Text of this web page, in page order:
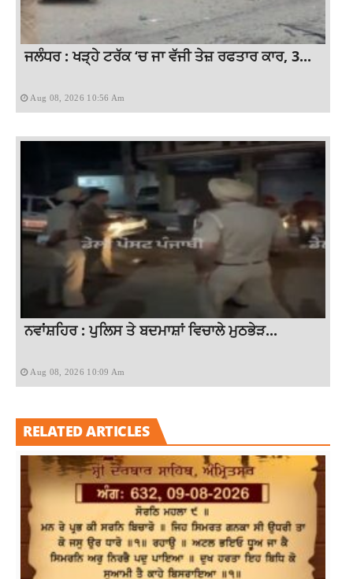
ਜਲੰਧਰ : ਖੜ੍ਹੇ ਟਰੱਕ ‘ਚ ਜਾ ਵੱਜੀ ਤੇਜ਼ ਰਫਤਾਰ ਕਾਰ, 3...
Aug 08, 2026 10:56 Am
ਨਵਾਂਸ਼ਹਿਰ : ਪੁਲਿਸ ਤੇ ਬਦਮਾਸ਼ਾਂ ਵਿਚਾਲੇ ਮੁਠਭੇੜ...
Aug 08, 2026 10:09 Am
RELATED ARTICLES